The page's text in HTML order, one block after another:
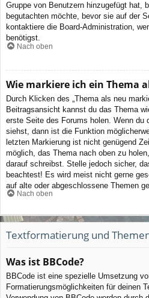
Gruppe von Benutzern hinzugefügt hat,
begutachten möchte, bevor sie auf der
kontaktiere die Board-Administration,
benötigst.
Nach oben
Wie markiere ich ein Thema
Durch Klicken des „Thema als neu
Beitragsansicht kannst du das Thema
erste Seite des Forums holen. Wenn du
siehst, dann ist die Funktion
letzten Markierung ist nicht genügend
möglich, das Thema nach oben zu
darauf schreibst. Stelle jedoch sicher,
beachtest! Es wird meist nicht gerne
auf alte oder abgeschlossene Themen
Nach oben
Textformatierung und
Was ist BBCode?
BBCode ist eine spezielle Umsetzung
Formatierungsmöglichkeiten für deinen